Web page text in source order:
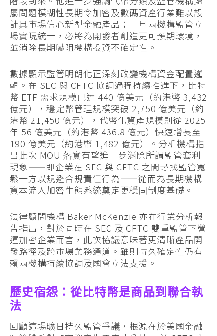
屬問題模糊性長期令加密及數碼資產行業難以設
計具市場信心新型金融產品；一旦兩機構監管立
場實現統一，必將為開發者創造更可預期環境，
並消除長期嚇阻機構投資不確定性。
數據顯示監管明朗化正深刻改變機構資金配置邏
輯。在 SEC 與 CFTC 協調過程持續推進下，比特
幣 ETF 需求規模已達 440 億美元（約港幣 3,432
億元），穩定幣管理規模突破 2,750 億美元（約
港幣 21,450 億元），代幣化資產規模則從 2025
年 56 億美元（約港幣 436.8 億元）快速增長至
190 億美元（約港幣 1,482 億元）。分析機構指
出此次 MOU 落實有望進一步消除所謂監管套利
現象——即企業在 SEC 與 CFTC 之間尋找監管寬
鬆一方以規避合規責任行為——從而為長期機構
資本流入加密生態系統奠定更穩固制度基礎。
法律顧問機構 Baker McKenzie 亦在行業分析報
告指出，對於同時在 SEC 及 CFTC 雙重監管下營
運加密企業而言，此次協議意味著更清晰產品開
發路徑及跨市場業務通道。雖則持久確定性仍有
賴兩機構持續協調及國會立法支援。
歷史宿怨：從比特幣是商品到聯合執
法
回顧這場曠日持久監管爭議，根源在於美國金融